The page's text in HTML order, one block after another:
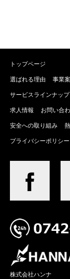
トップページ
選ばれる理由 事業
サービスラインナップ
求人情報 お問い合
安全への取り組み
プライバシーポリシー
株式会社ハンナ